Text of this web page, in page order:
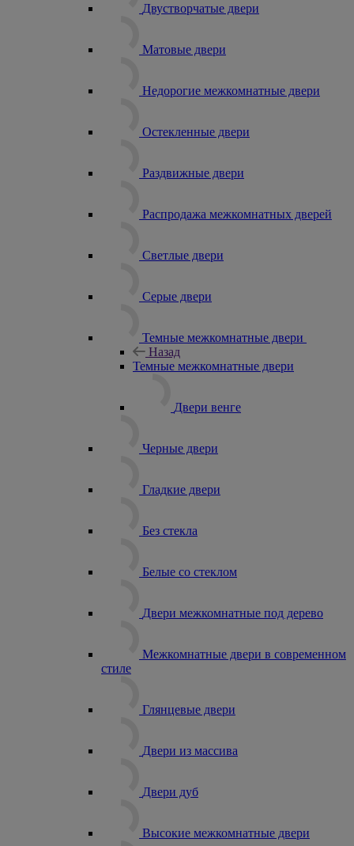
Двустворчатые двери
Матовые двери
Недорогие межкомнатные двери
Остекленные двери
Раздвижные двери
Распродажа межкомнатных дверей
Светлые двери
Серые двери
Темные межкомнатные двери
Назад
Темные межкомнатные двери
Двери венге
Черные двери
Гладкие двери
Без стекла
Белые со стеклом
Двери межкомнатные под дерево
Межкомнатные двери в современном
стиле
Глянцевые двери
Двери из массива
Двери дуб
Высокие межкомнатные двери